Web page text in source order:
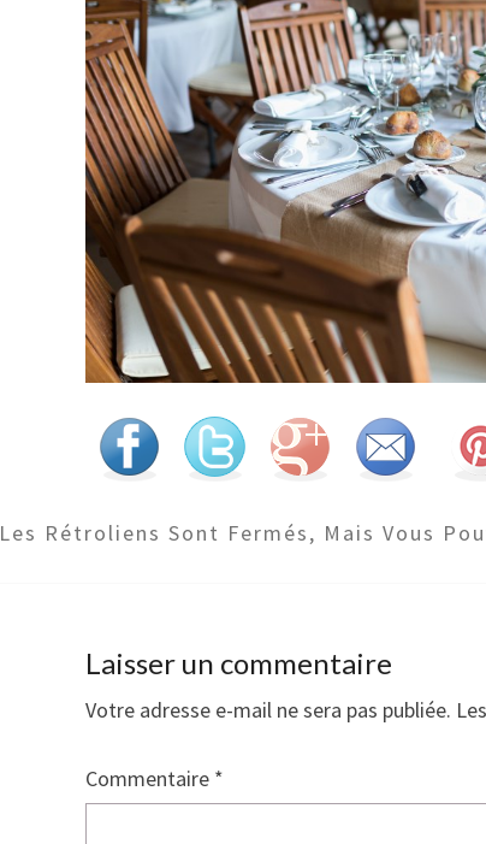
Les Rétroliens Sont Fermés, Mais Vous
Laisser un commentaire
Votre adresse e-mail ne sera pas publiée.
Commentaire *